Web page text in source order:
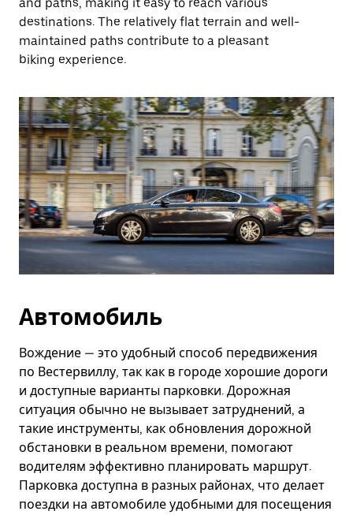
destinations. The relatively flat terrain and well-
maintained paths contribute to a pleasant
biking experience.
Автомобиль
Вождение — это удобный способ передвижения
по Вестервиллу, так как в городе хорошие дороги
и доступные варианты парковки. Дорожная
ситуация обычно не вызывает затруднений, а
такие инструменты, как обновления дорожной
обстановки в реальном времени, помогают
водителям эффективно планировать маршрут.
Парковка доступна в разных районах, что делает
поездки на автомобиле удобными для посещения